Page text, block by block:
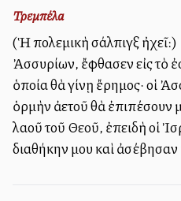
Τρεμπέλα
(Ἡ πολεμικὴ σάλπιγξ ἠχεῖ:)
Ἀσσυρίων, ἔφθασεν εἰς τὸ
ὁποία θὰ γίνῃ ἔρημος· οἱ
ὁρμὴν ἀετοῦ θὰ ἐπιπέσουν
λαοῦ τοῦ Θεοῦ, ἐπειδὴ οἱ
διαθήκην μου καὶ